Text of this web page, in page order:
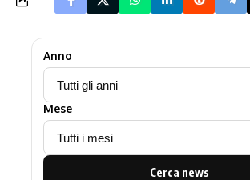
Anno
Mese
Cerca news